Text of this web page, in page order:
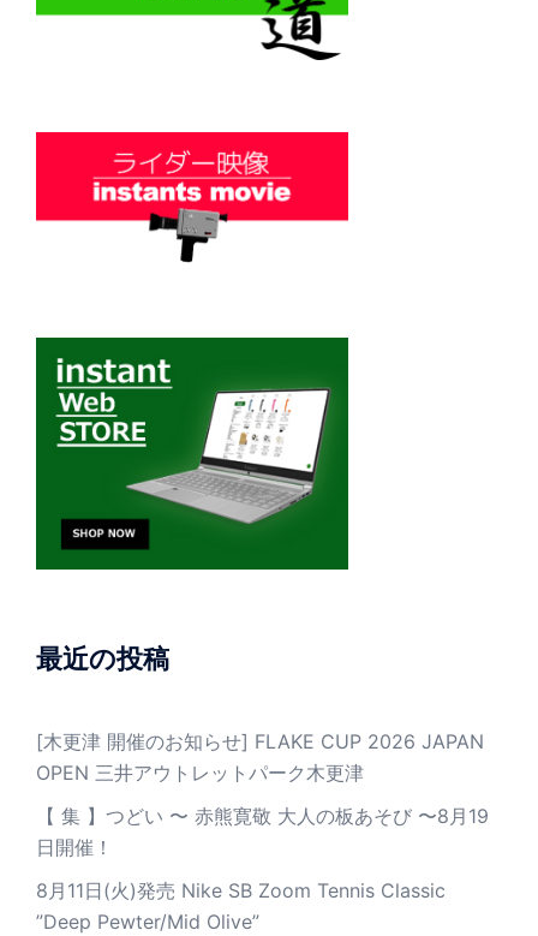
最近の投稿
[木更津 開催のお知らせ] FLAKE CUP 2026 JAPAN
OPEN 三井アウトレットパーク木更津
【 集 】つどい 〜 赤熊寛敬 大人の板あそび 〜8月19
日開催！
8月11日(火)発売 Nike SB Zoom Tennis Classic
”Deep Pewter/Mid Olive”